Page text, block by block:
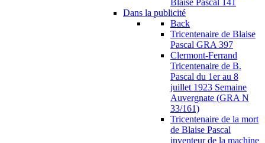
Blaise Pascal 141
Dans la publicité
Back
Tricentenaire de Blaise
Pascal GRA 397
Clermont-Ferrand
Tricentenaire de B.
Pascal du 1er au 8
juillet 1923 Semaine
Auvergnate (GRA N
33/161)
Tricentenaire de la mort
de Blaise Pascal
inventeur de la machine